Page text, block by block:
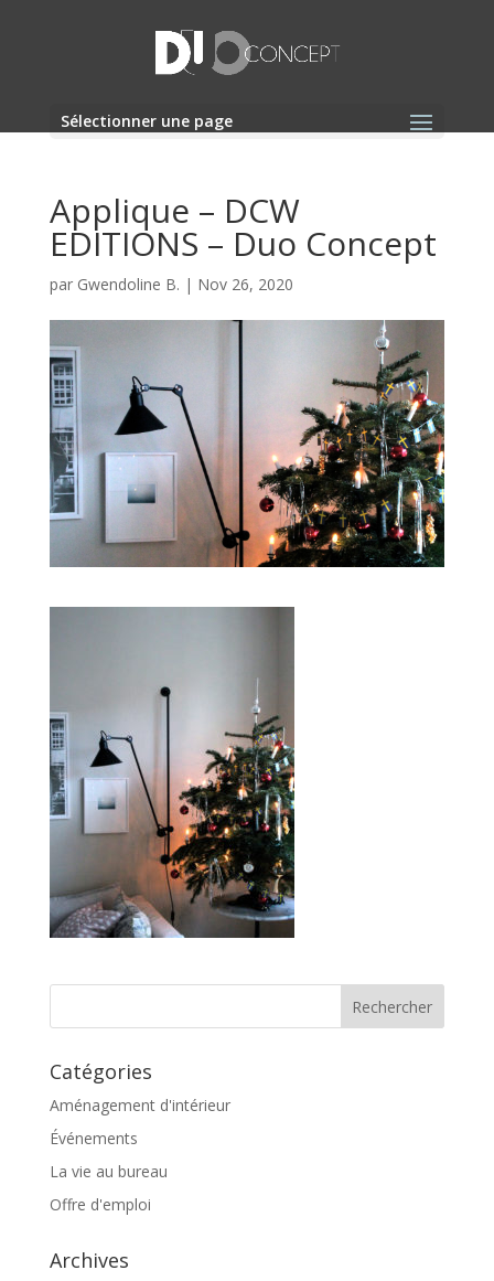
Sélectionner une page
Applique – DCW
EDITIONS – Duo Concept
par Gwendoline B. | Nov 26, 2020
Catégories
Aménagement d'intérieur
Événements
La vie au bureau
Offre d'emploi
Archives